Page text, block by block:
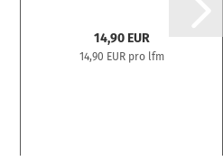
14,90 EUR
14,90 EUR pro lfm